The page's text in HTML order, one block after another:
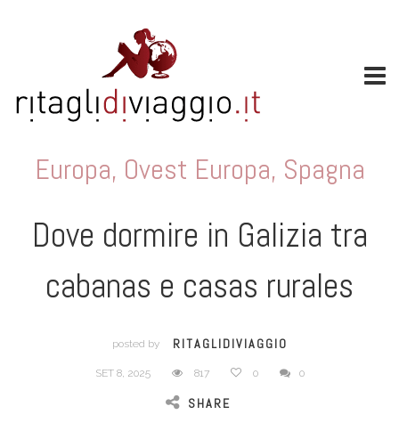
Europa, Ovest Europa, Spagna
Dove dormire in Galizia tra
cabanas e casas rurales
posted by RITAGLIDIVIAGGIO
SET 8, 2025 817 0 0
SHARE